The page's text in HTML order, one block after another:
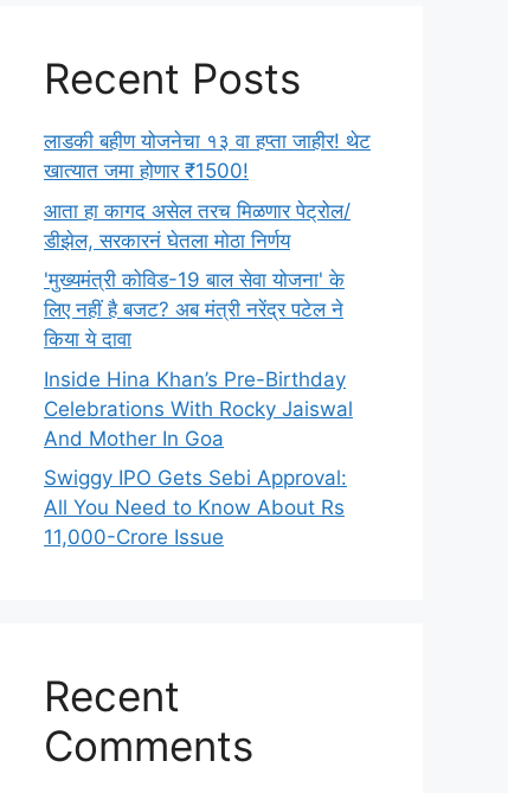
Recent Posts
लाडकी बहीण योजनेचा १३ वा हप्ता जाहीर! थेट
खात्यात जमा होणार ₹1500!
आता हा कागद असेल तरच मिळणार पेट्रोल/
डीझेल, सरकारनं घेतला मोठा निर्णय
'मुख्यमंत्री कोविड-19 बाल सेवा योजना' के
लिए नहीं है बजट? अब मंत्री नरेंद्र पटेल ने
किया ये दावा
Inside Hina Khan’s Pre-Birthday
Celebrations With Rocky Jaiswal
And Mother In Goa
Swiggy IPO Gets Sebi Approval:
All You Need to Know About Rs
11,000-Crore Issue
Recent
Comments